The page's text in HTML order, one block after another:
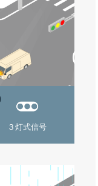
３灯式信号